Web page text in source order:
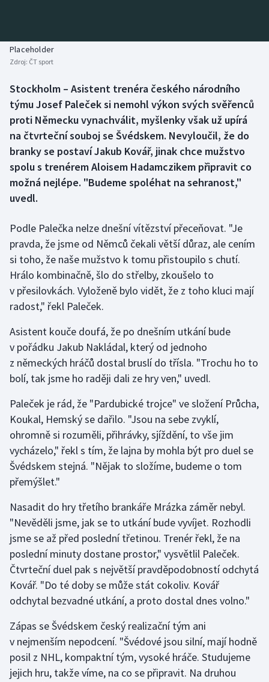
Biatlon
Boby a skeleton
Box
Curling
Dostihy
Futsal
Golf
Gymnastika
Házená
Jezdectví
Judo
Krasobruslení
Lezení
Lyže a snowboard
Motorsport
Olympijské hry
Parasport
Plážový volejbal
Ragby
Aplikace ČT sport
AZ kvíz
Placeholder
Zdroj: ČT sport
Stockholm – Asistent trenéra českého národního
týmu Josef Paleček si nemohl výkon svých svěřenců
proti Německu vynachválit, myšlenky však už upírá
na čtvrteční souboj se Švédskem. Nevyloučil, že do
branky se postaví Jakub Kovář, jinak chce mužstvo
spolu s trenérem Aloisem Hadamczikem připravit co
možná nejlépe. "Budeme spoléhat na sehranost,"
uvedl.
Podle Palečka nelze dnešní vítězství přeceňovat. "Je
pravda, že jsme od Němců čekali větší důraz, ale cením
si toho, že naše mužstvo k tomu přistoupilo s chutí.
Hrálo kombinačně, šlo do střelby, zkoušelo to
v přesilovkách. Vyloženě bylo vidět, že z toho kluci mají
radost," řekl Paleček.
Asistent kouče doufá, že po dnešním utkání bude
v pořádku Jakub Nakládal, který od jednoho
z německých hráčů dostal bruslí do třísla. "Trochu ho to
bolí, tak jsme ho raději dali ze hry ven," uvedl.
Paleček je rád, že "Pardubické trojce" ve složení Průcha,
Koukal, Hemský se dařilo. "Jsou na sebe zvyklí,
ohromně si rozuměli, přihrávky, sjíždění, to vše jim
vycházelo," řekl s tím, že lajna by mohla být pro duel se
Švédskem stejná. "Nějak to složíme, budeme o tom
přemýšlet."
Nasadit do hry třetího brankáře Mrázka záměr nebyl.
"Nevěděli jsme, jak se to utkání bude vyvíjet. Rozhodli
jsme se až před poslední třetinou. Trenér řekl, že na
poslední minuty dostane prostor," vysvětlil Paleček.
Čtvrteční duel pak s největší pravděpodobností odchytá
Kovář. "Do té doby se může stát cokoliv. Kovář
odchytal bezvadné utkání, a proto dostal dnes volno."
Zápas se Švédskem český realizační tým ani
v nejmenším nepodcení. "Švédové jsou silní, mají hodně
posil z NHL, kompaktní tým, vysoké hráče. Studujeme
jejich hru, takže víme, na co se připravit. Na druhou